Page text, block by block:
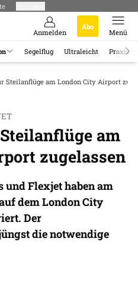
Anmelden
Abo
Menü
Segelflug Ultraleicht Praxis
Steilanflüge am London City Airport
am
zugelassen
und Flexjet haben am
dem London City
Der
die notwendige